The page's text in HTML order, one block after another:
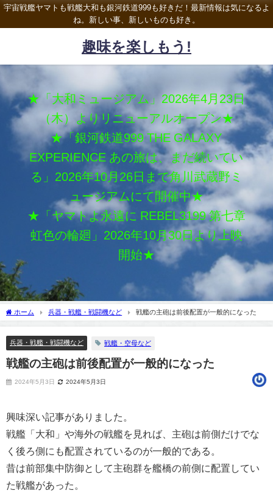
宇宙戦艦ヤマトも戦艦大和も銀河鉄道999も好きだ！最新情報は気になるよ
ね。新しい事、新しいものも好き。
趣味を楽しもう!
★「大和ミュージアム」2026年4月23日
（木）よりリニューアルオープン★
★「銀河鉄道999 THE GALAXY
EXPERIENCE あの旅は、まだ続いてい
る」2026年10月26日まで角川武蔵野ミ
ュージアムにて開催中★
★「ヤマトよ永遠に REBEL3199 第七章
虹色の輪廻」2026年10月30日より上映
開始★
ホーム 兵器・戦艦・戦闘機など 戦艦の主砲は前後配置が一般的になった
兵器・戦艦・戦闘機など 戦艦・空母など
戦艦の主砲は前後配置が一般的になった
2024年5月3日 2024年5月3日
興味深い記事がありました。
戦艦「大和」や海外の戦艦を見れば、主砲は前側だけでな
く後ろ側にも配置されているのが一般的である。
昔は前部集中防御として主砲群を艦橋の前側に配置してい
た戦艦があった。